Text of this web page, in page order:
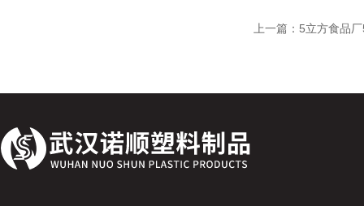
上一篇： 5立方食品